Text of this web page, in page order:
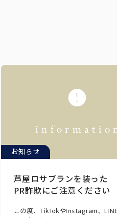
お知らせ
芦屋ロサブランを装った
PR詐欺にご注意ください
この度、TikTokやInstagram、